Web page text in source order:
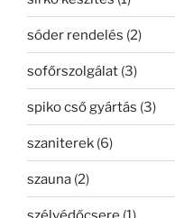
sóder rendelés (2)
sofőrszolgálat (3)
spiko cső gyártás (3)
szaniterek (6)
szauna (2)